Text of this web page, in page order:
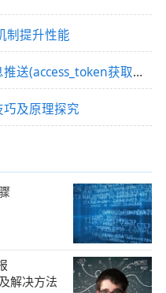
制提升性能
php实现微信小程序订阅消息推送(access_token获取缓存刷新)
及原理探究
解决方法